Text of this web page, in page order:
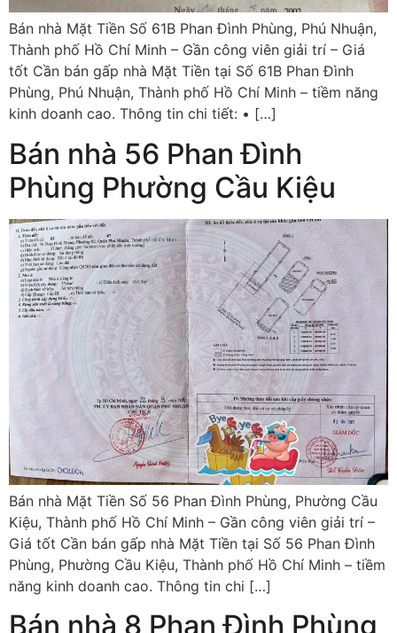
Bán nhà Mặt Tiền Số 61B Phan Đình Phùng, Phú Nhuận,
Thành phố Hồ Chí Minh – Gần công viên giải trí – Giá
tốt Cần bán gấp nhà Mặt Tiền tại Số 61B Phan Đình
Phùng, Phú Nhuận, Thành phố Hồ Chí Minh – tiềm năng
kinh doanh cao. Thông tin chi tiết: • […]
Bán nhà 56 Phan Đình
Phùng Phường Cầu Kiệu
Bán nhà Mặt Tiền Số 56 Phan Đình Phùng, Phường Cầu
Kiệu, Thành phố Hồ Chí Minh – Gần công viên giải trí –
Giá tốt Cần bán gấp nhà Mặt Tiền tại Số 56 Phan Đình
Phùng, Phường Cầu Kiệu, Thành phố Hồ Chí Minh – tiềm
năng kinh doanh cao. Thông tin chi […]
Bán nhà 8 Phan Đình Phùng